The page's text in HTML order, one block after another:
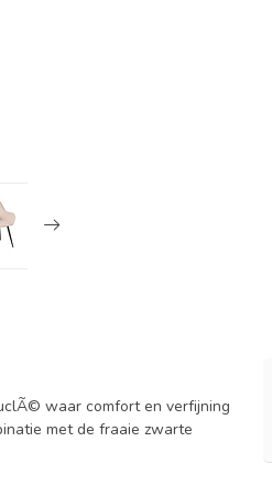
waar comfort en verfijning
met de fraaie zwarte